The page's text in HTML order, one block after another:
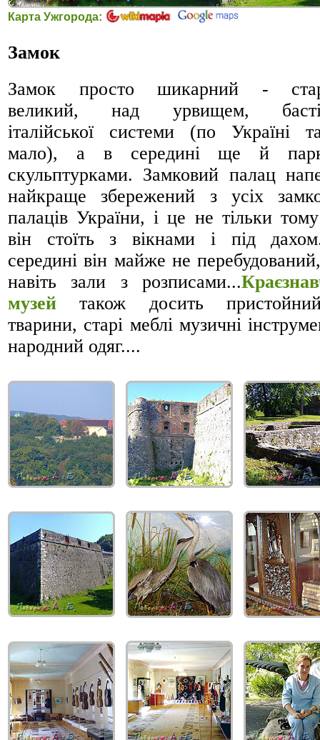
Карта Ужгорода:
Замок
Замок просто шикарний -
великий, над урвищем,
італійської системи (по Україні
мало), а в середині ще й
скульптурками. Замковий палац
найкраще збережений з усіх
палаців України, і це не тільки
він стоїть з вікнами і під
середині він майже не
навіть зали з розписами...
музей також досить
тварини, старі меблі музичні
народний одяг....